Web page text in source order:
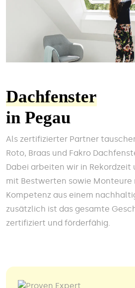
Dachfenster
in Pegau
Als zertifizierter Partner
Roto, Braas und Fakro
Dabei arbeiten wir in Rekordzeit
mit Bestwerten sowie
Kompetenz aus einem
zusätzlich ist das gesamte
zertifiziert und förderfähig.